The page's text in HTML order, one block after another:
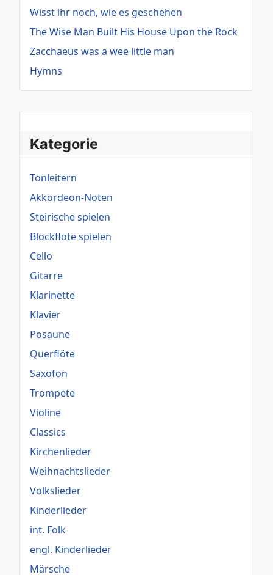
Kategorie
Tonleitern
Akkordeon-Noten
Steirische spielen
Blockflöte spielen
Cello
Gitarre
Klarinette
Klavier
Posaune
Querflöte
Saxofon
Trompete
Violine
Classics
Kirchenlieder
Weihnachtslieder
Volkslieder
Kinderlieder
int. Folk
engl. Kinderlieder
Märsche
Wisst ihr noch, wie es geschehen
The Wise Man Built His House Upon the Rock
Zacchaeus was a wee little man
Hymns